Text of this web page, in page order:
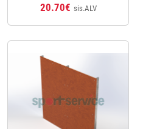
20.70€ sis.ALV